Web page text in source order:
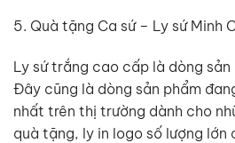
5. Quà tặng Ca sứ – Ly sứ Minh
Ly sứ trắng cao cấp là dòng
Đây cũng là dòng sản phẩm
nhất trên thị trường dành cho
quà tặng, ly in logo số lượng lớn